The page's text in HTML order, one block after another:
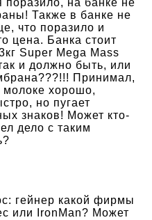
Также в банке не
что поразило и
цена. Банка стоит
Super Mega Mass
и должно быть, или
Принимал,
молоке хорошо,
но пугает
знаков! Может кто-
дело с таким
гейнер какой фирмы
или IronMan? Может